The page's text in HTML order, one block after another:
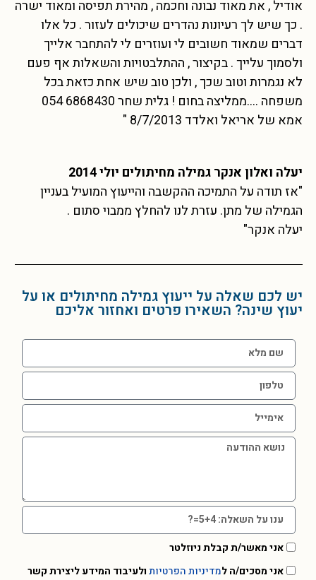
אודיל , את מאוד נבונה וחכמה , מהירת תפיסה ומאוד ישרה
. כך שיש לך רעיונות נהדרים שיכולים לעזור . כל אלו
דברים שמאוד חשובים לי ועוזרים לי להתחבר אלייך
ולסמוך עלייך . בקיצור , ההתלבטויות והשאלות אף פעם
לא נגמרות וטוב שכך , ולכן טוב שיש אחת כזאת בכל
משפחה ….ממליצה בחום ! גלית שחר 6868430 054
אמא של אריאל ואלדד 8/7/2013 "
יעלה ואלון אנקר גמילה מחיתולים יולי 2014
"אז תודה על התמיכה ההקשבה והייעוץ המועיל בעניין
הגמילה של מתן. עזרת לנו להחלץ ממבוי סתום .
יעלה אנקר"
יש לכם שאלה על ייעוץ גמילה מחיתולים או על
יעוץ שינה? השאירו פרטים ואחזור אליכם
אני מאשר/ת קבלת ניוזלטר
אני מסכים/ה למדיניות הפרטיותולעיבוד המידע ליצירת קשר